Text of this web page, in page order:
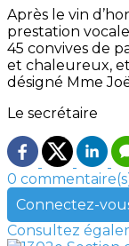
Après le vin
prestation
45 convives de
et chaleureux,
désigné Mme
Le secrétaire
0
Connectez-
Consultez